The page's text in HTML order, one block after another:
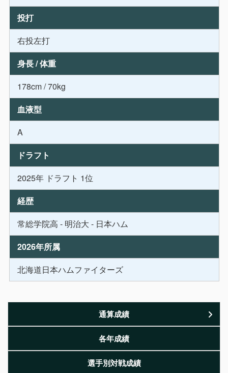
投打
右投左打
身長 / 体重
178cm / 70kg
血液型
A
ドラフト
2025年 ドラフト 1位
経歴
常総学院高 - 明治大 - 日本ハム
2026年所属
北海道日本ハムファイターズ
通算成績
各年成績
選手別対戦成績